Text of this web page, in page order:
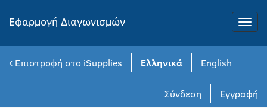
Toggle
Εφαρμογή Διαγωνισμών
Επιστροφή στο iSupplies Ελληνικά English
Εγγραφή
Σύνδεση